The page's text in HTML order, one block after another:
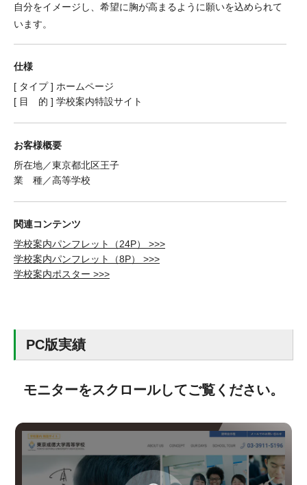
自分をイメージし、希望に胸が高まるように願いを込められて
います。
仕様
[ タイプ ] ホームページ
[ 目 的 ] 学校案内特設サイト
お客様概要
所在地／東京都北区王子
業 種／高等学校
関連コンテンツ
学校案内パンフレット（24P） >>>
学校案内パンフレット（8P） >>>
学校案内ポスター >>>
PC版実績
モニターをスクロールしてご覧ください。